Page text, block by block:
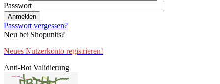
Passwort
Anmelden
Passwort vergessen?
Neu bei Shopunits?
Neues Nutzerkonto registrieren!
Anti-Bot Validierung